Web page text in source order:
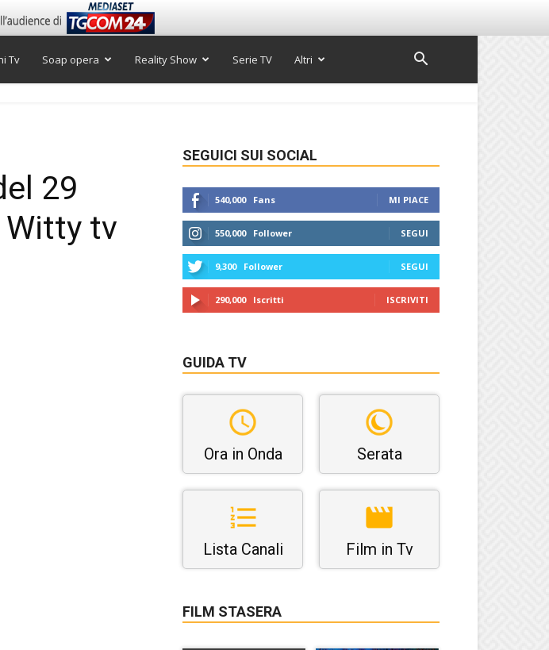
Tv Soap opera Reality Show Serie TV Altri
29
tv
SEGUICI SUI SOCIAL
540,000 Fans MI PIACE
550,000 Follower SEGUI
9,300 Follower SEGUI
290,000 Iscritti ISCRIVITI
GUIDA TV
Ora in Onda Serata
Lista Canali Film in Tv
FILM STASERA